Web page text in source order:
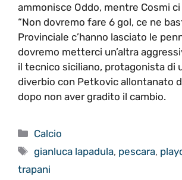
ammonisce Oddo, mentre Cosmi
“Non dovremo fare 6 gol, ce ne
Provinciale c’hanno lasciato le
dovremo metterci un’altra
il tecnico siciliano, protagonista di
diverbio con Petkovic allontanato
dopo non aver gradito il cambio.
Categorie
Calcio
Tag
gianluca lapadula, pescara,
trapani